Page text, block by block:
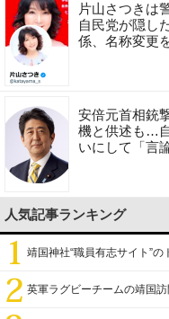
片山さつきは
自民党が隠し
係、名称変更
安倍元首相銃
機と供述も…
いにして「言
人気記事ランキング
靖国神社“職員有志サイト”の
英軍ラグビーチームの靖国